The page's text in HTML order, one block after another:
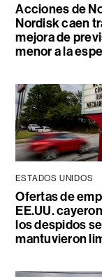
Acciones de
Nordisk caen
mejora de
menor a la
ESTADOS UNIDOS
Ofertas de
EE.UU.
los despidos se
mantuvieron